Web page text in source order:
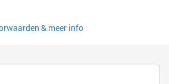
& meer info